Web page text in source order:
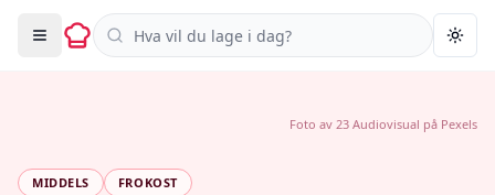
Søk i oppskrifter
MIDDELS FROKOST
Foto av 23 Audiovisual på Pexels